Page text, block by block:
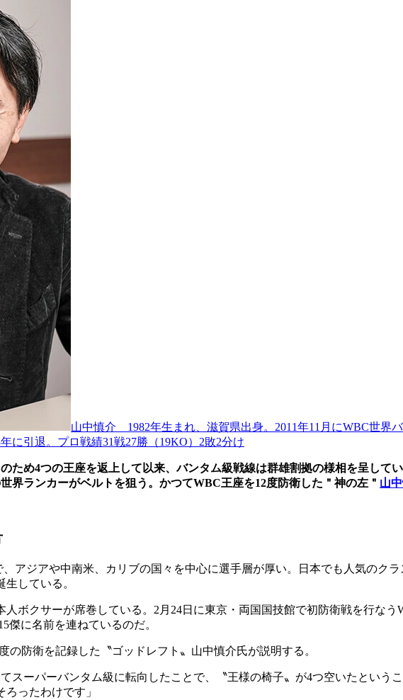
山中慎介 1982年生まれ、滋賀県出身。2011年11月にWBC世界
に引退。プロ戦績31戦27勝（19KO）2敗2分け
ため4つの王座を返上して以来、バンタム級戦線は群雄割拠の様相を呈して
界ランカーがベルトを狙う。 かつてWBC王座を12度防衛した＂神の左＂ 山
アジアや中南米、カリブの国々を中心に選手層が厚い。日本でも人気のク
している。
ボクサーが席巻している。2月24日に東京・両国国技館で初防衛戦を行な
傑に名前を連ねているのだ。
の防衛を記録した〝ゴッドレフト〟山中慎介氏が説明する。
スーパーバンタム級に転向したことで、〝王様の椅子〟が4つ空いたとい
ったわけです」